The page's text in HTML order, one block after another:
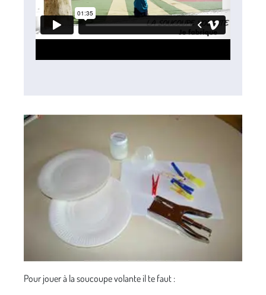
Pour jouer à la soucoupe volante il te faut :